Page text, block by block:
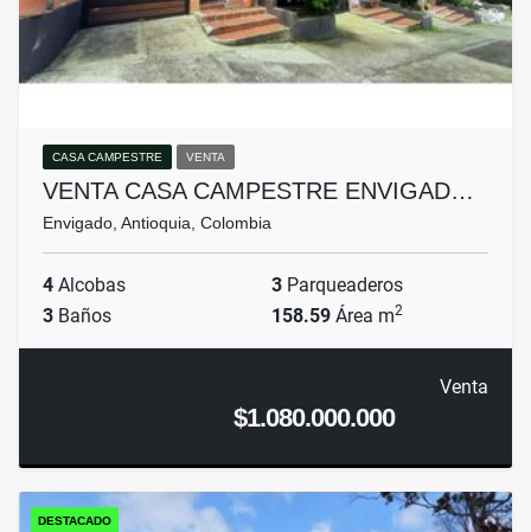
CASA CAMPESTRE VENTA
VENTA CASA CAMPESTRE ENVIGAD…
Envigado, Antioquia, Colombia
4 Alcobas 3 Parqueaderos
3 Baños 158.59 Área m2
Venta
$1.080.000.000
DESTACADO